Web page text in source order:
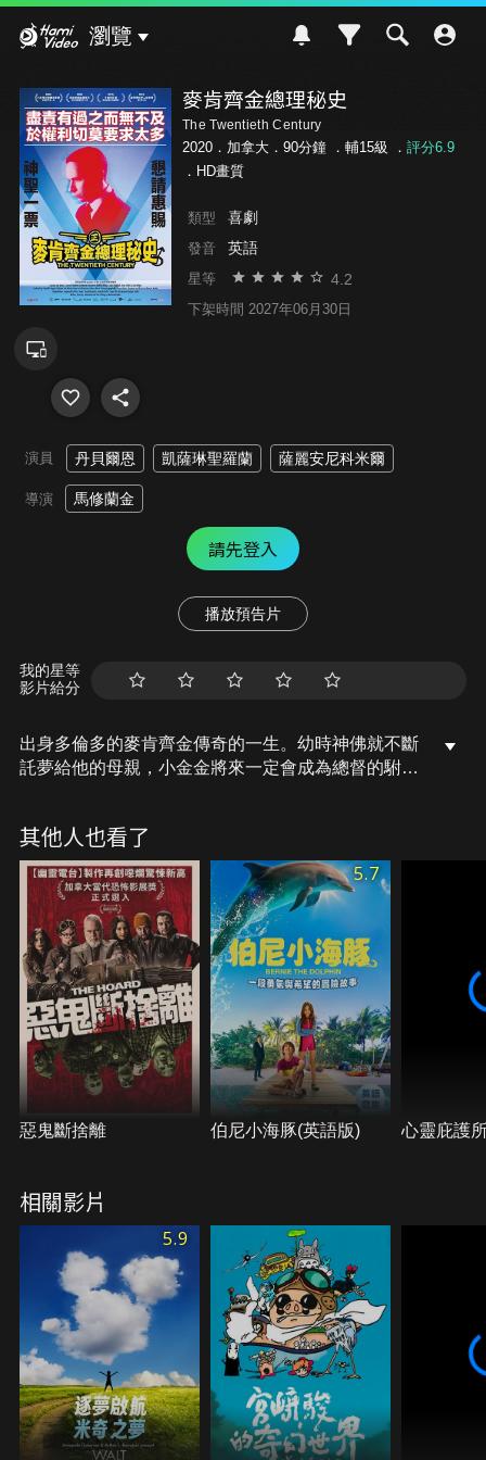
瀏覽
麥肯齊金總理秘史
The Twentieth Century
2020．加拿大．90分鐘 ． 輔15級 ． 評分6.9
．HD畫質
類型 喜劇
發音 英語
星等 4.2
下架時間 2027年06月30日
演員 丹貝爾恩 凱薩琳聖羅蘭 薩麗安尼科米爾
導演 馬修蘭金
請先登入
播放預告片
我的星等
影片給分
出身多倫多的麥肯齊金傳奇的一生。幼時神佛就不斷
託夢給他的母親，小金金將來一定會成為總督的駙馬
不亂剪刀手」、「聞腋青年搔癢癢」項目中，都落居
第二，即便在後來的「爆打寶寶爆豹王」 單元拔得頭
籌，加上撒手鐧「每個人都可以得到未來總理致贈的
楓糖胡桃冰淇淋（雙份的喔）」，依舊無法改變預賽
結果。小金金坐等天上掉下來的機會，終於在「電音
冰宮格鬥王」決賽裡揚起多倫多「憤怒」的緋紅旗
幟，一舉消滅魁北克「溫柔」的邪惡勢力，以「失
望」完成加拿大的統一大業。
其他人也看了
惡鬼斷捨離
5.7
伯尼小海豚(英語版) 心靈庇護
相關影片
5.9